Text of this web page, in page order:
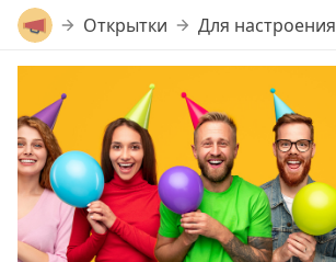
Открытки Для настроения